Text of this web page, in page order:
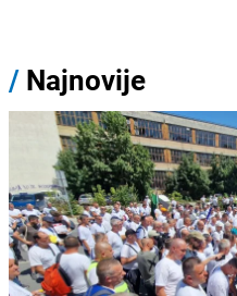
/ Najnovije